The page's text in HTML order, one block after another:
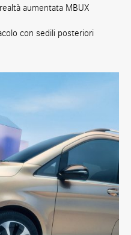
aumentata MBUX
con sedili posteriori